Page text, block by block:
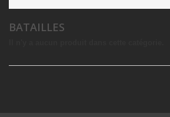
BATAILLES